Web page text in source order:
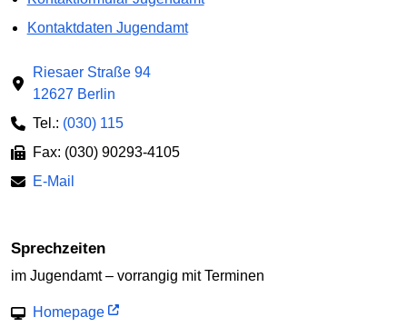
Kontaktdaten Jugendamt
Riesaer Straße 94
12627 Berlin
Tel.: (030) 115
Fax: (030) 90293-4105
E-Mail
Sprechzeiten
im Jugendamt – vorrangig mit Terminen
Homepage